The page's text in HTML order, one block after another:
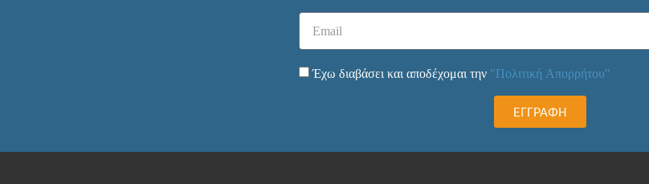
Έχω διαβάσει και αποδέχομαι την "Πολιτική Απορρήτου"
ΕΓΓΡΑΦΗ